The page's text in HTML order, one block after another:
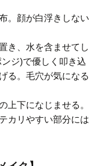
。顔が白浮きしない
き、水を含ませてし
ジ)で優しく叩き込
る。毛穴が気になる
上下になじませる。
カリやすい部分には